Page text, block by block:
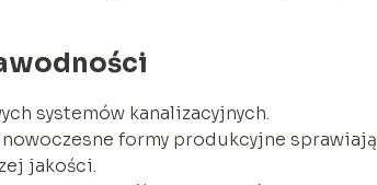
systemów kanalizacyjnych.
formy produkcyjne
jakości.